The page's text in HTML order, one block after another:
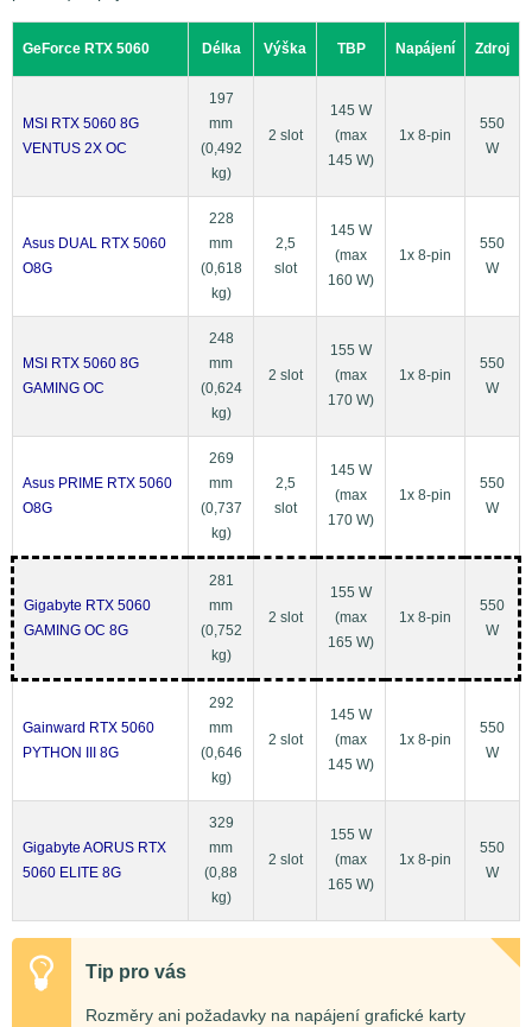
GeForce RTX 5060 Délka Výška TBP Napájení Zdroj
MSI RTX 5060 8G
VENTUS 2X OC
197
mm
(0,492
kg)
2 slot
145 W
(max
145 W)
1x 8-pin
550
W
Asus DUAL RTX 5060
O8G
228
mm
(0,618
kg)
2,5
slot
145 W
(max
160 W)
1x 8-pin
550
W
MSI RTX 5060 8G
GAMING OC
248
mm
(0,624
kg)
2 slot
155 W
(max
170 W)
1x 8-pin
550
W
Asus PRIME RTX 5060
O8G
269
mm
(0,737
kg)
2,5
slot
145 W
(max
170 W)
1x 8-pin
550
W
Gigabyte RTX 5060
GAMING OC 8G
281
mm
(0,752
kg)
2 slot
155 W
(max
165 W)
1x 8-pin
550
W
Gainward RTX 5060
PYTHON III 8G
292
mm
(0,646
kg)
2 slot
145 W
(max
145 W)
1x 8-pin
550
W
Gigabyte AORUS RTX
5060 ELITE 8G
329
mm
(0,88
kg)
2 slot
155 W
(max
165 W)
1x 8-pin
550
W
Tip pro vás
Rozměry ani požadavky na napájení grafické karty